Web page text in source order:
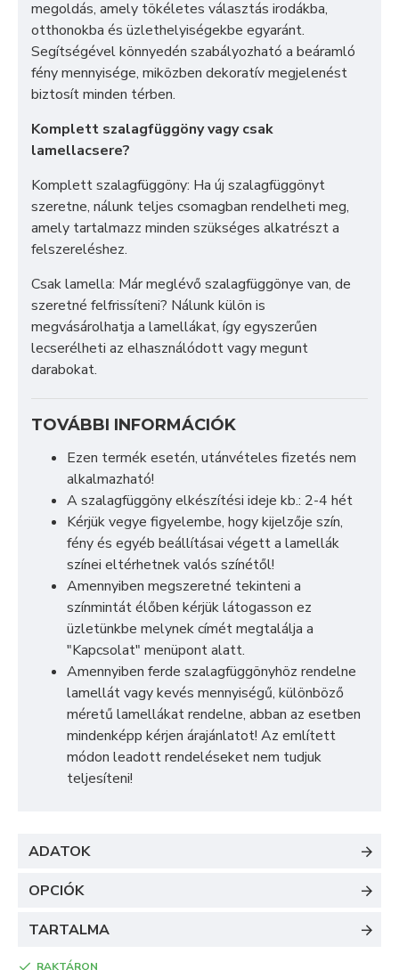
megoldás, amely tökéletes választás irodákba,
otthonokba és üzlethelyiségekbe egyaránt.
Segítségével könnyedén szabályozható a beáramló
fény mennyisége, miközben dekoratív megjelenést
biztosít minden térben.
Komplett szalagfüggöny vagy csak
lamellacsere?
Komplett szalagfüggöny: Ha új szalagfüggönyt
szeretne, nálunk teljes csomagban rendelheti meg,
amely tartalmazz minden szükséges alkatrészt a
felszereléshez.
Csak lamella: Már meglévő szalagfüggönye van, de
szeretné felfrissíteni? Nálunk külön is
megvásárolhatja a lamellákat, így egyszerűen
lecserélheti az elhasználódott vagy megunt
darabokat.
TOVÁBBI INFORMÁCIÓK
Ezen termék esetén, utánvételes fizetés nem
alkalmazható!
A szalagfüggöny elkészítési ideje kb.: 2-4 hét
Kérjük vegye figyelembe, hogy kijelzője szín,
fény és egyéb beállításai végett a lamellák
színei eltérhetnek valós színétől!
Amennyiben megszeretné tekinteni a
színmintát élőben kérjük látogasson ez
üzletünkbe melynek címét megtalálja a
"Kapcsolat" menüpont alatt.
Amennyiben ferde szalagfüggönyhöz rendelne
lamellát vagy kevés mennyiségű, különböző
méretű lamellákat rendelne, abban az esetben
mindenképp kérjen árajánlatot! Az említett
módon leadott rendeléseket nem tudjuk
teljesíteni!
ADATOK
OPCIÓK
TARTALMA
RAKTÁRON